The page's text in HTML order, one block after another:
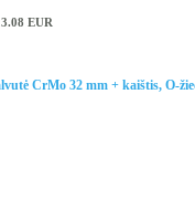
EUR
CrMo 32 mm + kaištis, O-